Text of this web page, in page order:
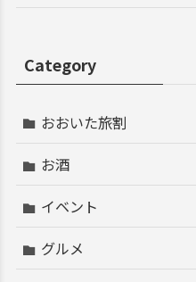
Category
おおいた旅割
お酒
イベント
グルメ